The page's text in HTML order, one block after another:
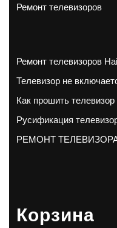
Ремонт телевизоров
Ремонт телевизоров
Телевизор не
Как прошить телевизор
Русификация
РЕМОНТ ТЕЛЕВИЗОРА
Корзина